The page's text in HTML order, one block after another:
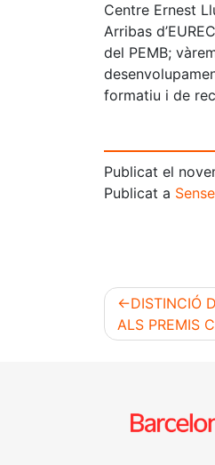
Centre Ernest
Arribas
del PEMB;
formatiu i de
Publicat el
Publicat a
DISTINCIÓ
ALS PREMIS